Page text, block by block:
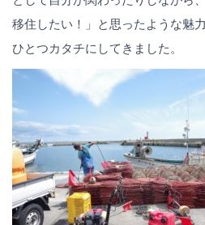
移住したい！」と思ったような魅
ひとつカタチにしてきました。